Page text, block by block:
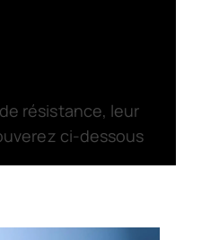
résistance, leur
ci-dessous